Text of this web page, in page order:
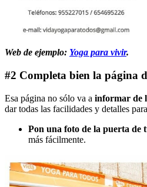
Web de ejemplo: Yoga para vivir.
#2 Completa bien la página
Esa página no sólo va a informar de
dar todas las facilidades y detalles
Pon una foto de la puerta de
más fácilmente.